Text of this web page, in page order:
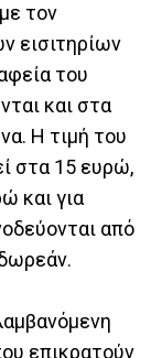
τον
εισιτηρίων
του
και στα
Η τιμή του
στα 15 ευρώ,
και για
από
επικρατούν